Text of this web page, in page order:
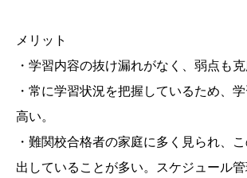
メリット
・学習内容の抜け漏れがなく、弱点も克
・常に学習状況を把握しているため、
高い。
・難関校合格者の家庭に多く見られ、
出していることが多い。スケジュール